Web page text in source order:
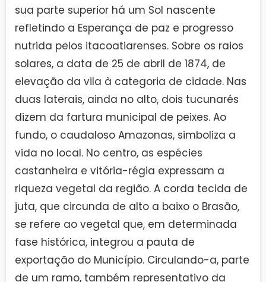
sua parte superior há um Sol nascente
refletindo a Esperança de paz e progresso
nutrida pelos itacoatiarenses. Sobre os raios
solares, a data de 25 de abril de 1874, de
elevação da vila à categoria de cidade. Nas
duas laterais, ainda no alto, dois tucunarés
dizem da fartura municipal de peixes. Ao
fundo, o caudaloso Amazonas, simboliza a
vida no local. No centro, as espécies
castanheira e vitória-régia expressam a
riqueza vegetal da região. A corda tecida de
juta, que circunda de alto a baixo o Brasão,
se refere ao vegetal que, em determinada
fase histórica, integrou a pauta de
exportação do Município. Circulando-a, parte
de um ramo, também representativo da